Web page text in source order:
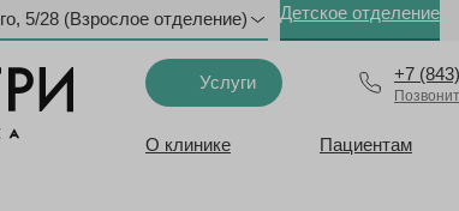
5/28 (Взрослое отделение) Детское отделение
+7
Услуги
О клинике Пациентам